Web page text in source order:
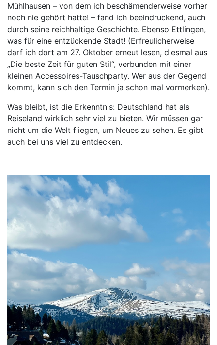
Mühlhausen – von dem ich beschämenderweise vorher
noch nie gehört hatte! – fand ich beeindruckend, auch
durch seine reichhaltige Geschichte. Ebenso Ettlingen,
was für eine entzückende Stadt! (Erfreulicherweise
darf ich dort am 27. Oktober erneut lesen, diesmal aus
„Die beste Zeit für guten Stil“, verbunden mit einer
kleinen Accessoires-Tauschparty. Wer aus der Gegend
kommt, kann sich den Termin ja schon mal vormerken).
Was bleibt, ist die Erkenntnis: Deutschland hat als
Reiseland wirklich sehr viel zu bieten. Wir müssen gar
nicht um die Welt fliegen, um Neues zu sehen. Es gibt
auch bei uns viel zu entdecken.